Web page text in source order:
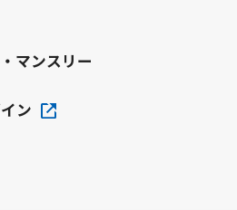
マンスリー
ン